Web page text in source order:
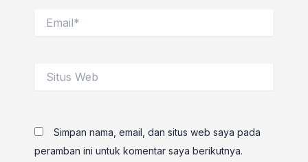
Web
Simpan nama, email, dan situs web saya pada
peramban ini untuk komentar saya berikutnya.